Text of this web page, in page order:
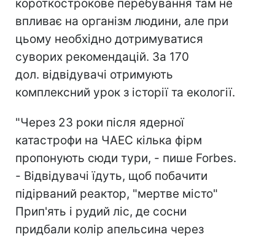
короткострокове перебування там не
впливає на організм людини, але при
цьому необхідно дотримуватися
суворих рекомендацій. За 170
дол. відвідувачі отримують
комплексний урок з історії та екології.
"Через 23 роки після ядерної
катастрофи на ЧАЕС кілька фірм
пропонують сюди тури, - пише Forbes.
- Відвідувачі їдуть, щоб побачити
підірваний реактор, "мертве місто"
Прип'ять і рудий ліс, де сосни
придбали колір апельсина через